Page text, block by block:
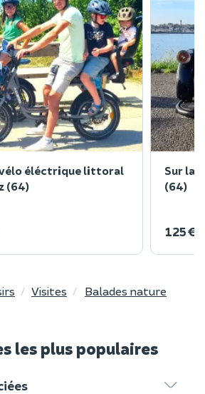
vélo éléctrique littoral
(64)
Sur la
(64)
125 €
Visites Balades nature
les plus populaires